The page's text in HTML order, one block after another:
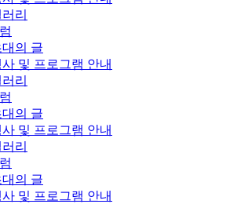
리
대의 글
사 및 프로그램 안내
리
대의 글
사 및 프로그램 안내
리
대의 글
사 및 프로그램 안내